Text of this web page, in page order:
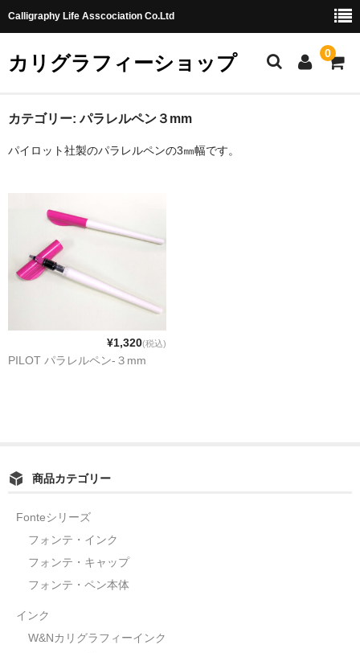
Calligraphy Life Asscociation Co.Ltd
カリグラフィーショップ 0
ホーム
カート
お問合せ
カテゴリー:パラレルペン３mm
パイロット社製のパラレルペンの3㎜幅です。
¥1,320(税込)
PILOT パラレルペン-３mm
商品カテゴリー
Fonteシリーズ
フォンテ・インク
フォンテ・キャップ
フォンテ・ペン本体
インク
W&Nカリグラフィーインク